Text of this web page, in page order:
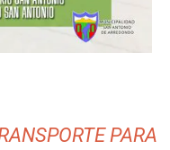
PARA